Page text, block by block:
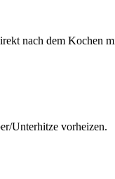
nach dem Kochen
Unterhitze vorheizen.